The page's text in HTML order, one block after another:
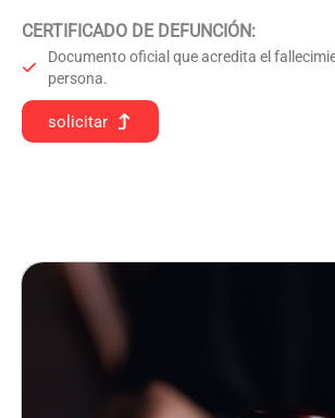
CERTIFICADO DE DEFUNCIÓN:
Documento oficial que acredita el
persona.
solicitar